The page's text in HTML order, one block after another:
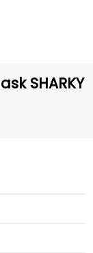
SHARKY